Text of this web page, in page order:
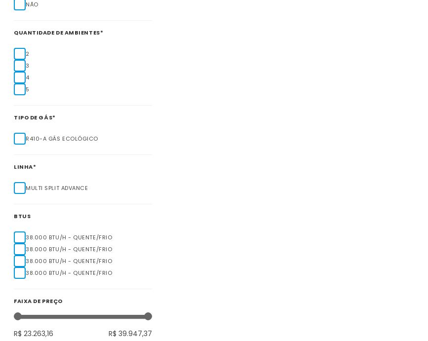
NÃO
QUANTIDADE DE AMBIENTES*
2
3
4
5
TIPO DE GÁS*
R410-A GÁS ECOLÓGICO
LINHA*
MULTI SPLIT ADVANCE
BTUS
38.000 BTU/H - QUENTE/FRIO
38.000 BTU/H - QUENTE/FRIO
38.000 BTU/H - QUENTE/FRIO
38.000 BTU/H - QUENTE/FRIO
FAIXA DE PREÇO
R$ 23.263,16 R$ 39.947,37